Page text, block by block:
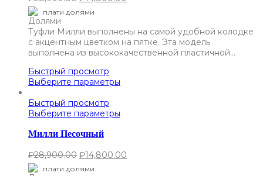
плати долями
Туфли Милли выполнены на самой удобной колодке
с акцентным цветком на пятке. Эта модель
выполнена из высококачественной пластичной…
Быстрый просмотр
Выберите параметры
Быстрый просмотр
Выберите параметры
Милли Песочный
₽28,900.00 ₽14,800.00
плати долями